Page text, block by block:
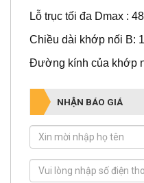
Lỗ trục tối đa Dmax :
Chiều dài khớp nối B:
Đường kính của khớp
NHẬN BÁO GIÁ